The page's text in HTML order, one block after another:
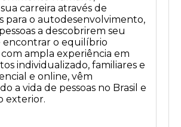
carreira através de
para o autodesenvolvimento,
a descobrirem seu
encontrar o equilíbrio
ampla experiência em
individualizado, familiares e
e online, vêm
a vida de pessoas no Brasil e
exterior.